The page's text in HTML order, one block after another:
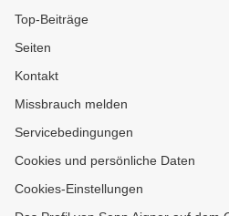
Top-Beiträge
Seiten
Kontakt
Missbrauch melden
Servicebedingungen
Cookies und persönliche Daten
Cookies-Einstellungen